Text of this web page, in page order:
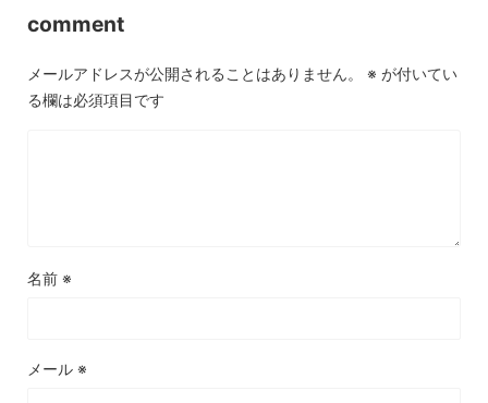
comment
メールアドレスが公開されることはありません。 ※ が付いてい
る欄は必須項目です
名前 ※
メール ※